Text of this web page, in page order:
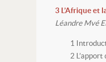
3 L’Afrique et
Léandre Mvé
1
2